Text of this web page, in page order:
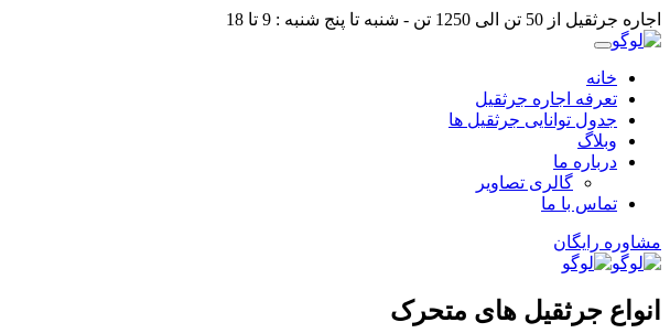
اجاره جرثقیل از 50 تن الی 1250 تن - شنبه تا پنج شنبه : 9 تا 18
خانه
تعرفه اجاره جرثقیل
جدول توانایی جرثقیل ها
وبلاگ
درباره ما
گالری تصاویر
تماس با ما
مشاوره رایگان
انواع جرثقیل های متحرک